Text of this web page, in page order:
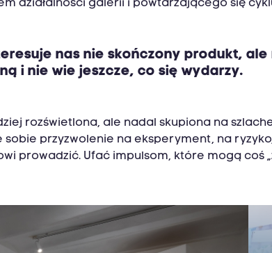
działalności galerii i powtarzającego się
nas nie skończony produkt,
i nie wie jeszcze, co się wydarzy.
rozświetlona, ale nadal skupiona na
przyzwolenie na eksperyment, na
prowadzić. Ufać impulsom, które mogą coś